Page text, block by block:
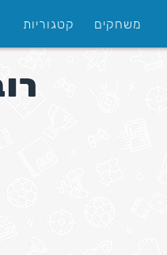
משחקים קטגוריות